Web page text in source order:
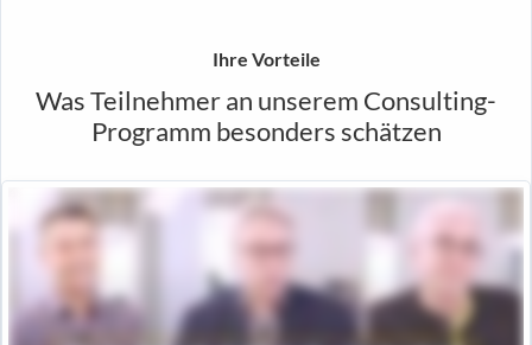
Ihre Vorteile
Was Teilnehmer an unserem Consulting-
Programm besonders schätzen